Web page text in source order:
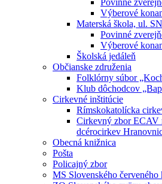
Povinné
Výberové
Materská škola, ul.
Povinné
Výberové
Školská jedáleň
Občianske združenia
Folklórny súbor
Klub dôchodcov
Cirkevné inštitúcie
Rímskokatolícka
Cirkevný zbor ECAV
dcérocirkev
Obecná knižnica
Pošta
Policajný zbor
MS Slovenského červeného